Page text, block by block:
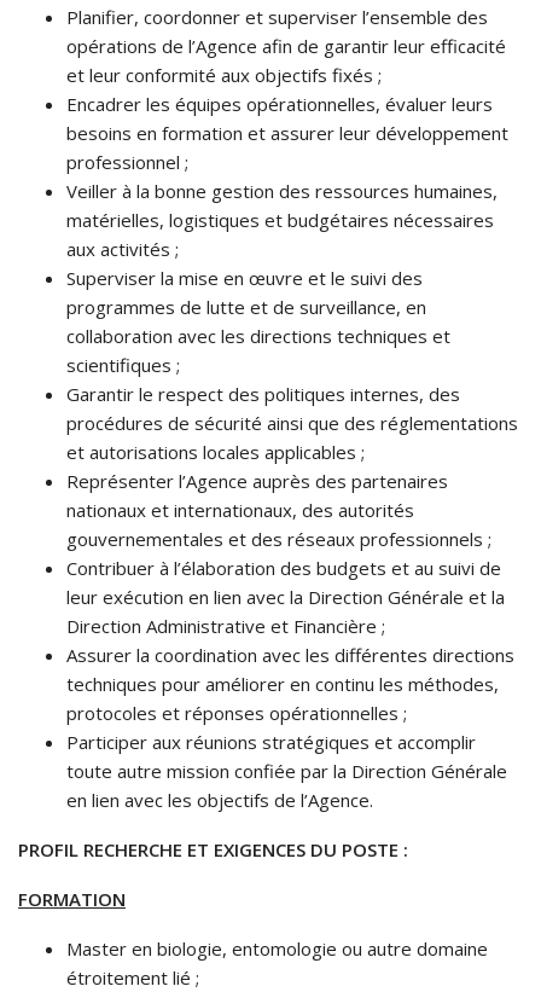
Planifier, coordonner et superviser l’ensemble des
opérations de l’Agence afin de garantir leur efficacité
et leur conformité aux objectifs fixés ;
Encadrer les équipes opérationnelles, évaluer leurs
besoins en formation et assurer leur développement
professionnel ;
Veiller à la bonne gestion des ressources humaines,
matérielles, logistiques et budgétaires nécessaires
aux activités ;
Superviser la mise en œuvre et le suivi des
programmes de lutte et de surveillance, en
collaboration avec les directions techniques et
scientifiques ;
Garantir le respect des politiques internes, des
procédures de sécurité ainsi que des réglementations
et autorisations locales applicables ;
Représenter l’Agence auprès des partenaires
nationaux et internationaux, des autorités
gouvernementales et des réseaux professionnels ;
Contribuer à l’élaboration des budgets et au suivi de
leur exécution en lien avec la Direction Générale et la
Direction Administrative et Financière ;
Assurer la coordination avec les différentes directions
techniques pour améliorer en continu les méthodes,
protocoles et réponses opérationnelles ;
Participer aux réunions stratégiques et accomplir
toute autre mission confiée par la Direction Générale
en lien avec les objectifs de l’Agence.
PROFIL RECHERCHE ET EXIGENCES DU POSTE :
FORMATION
Master en biologie, entomologie ou autre domaine
étroitement lié ;